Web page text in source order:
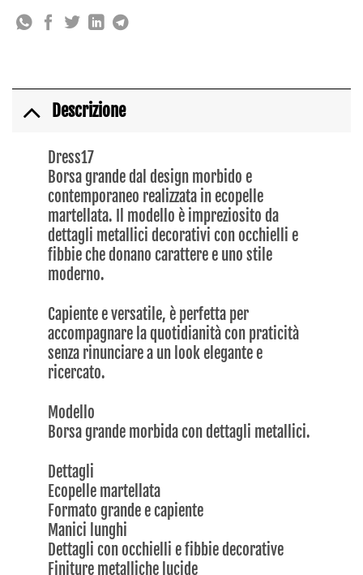
Descrizione
Dress17
Borsa grande dal design morbido e
contemporaneo realizzata in ecopelle
martellata. Il modello è impreziosito da
dettagli metallici decorativi con occhielli e
fibbie che donano carattere e uno stile
moderno.
Capiente e versatile, è perfetta per
accompagnare la quotidianità con praticità
senza rinunciare a un look elegante e
ricercato.
Modello
Borsa grande morbida con dettagli metallici.
Dettagli
Ecopelle martellata
Formato grande e capiente
Manici lunghi
Dettagli con occhielli e fibbie decorative
Finiture metalliche lucide